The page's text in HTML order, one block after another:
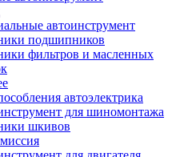
автоинструмент
подшипников
фильтров и масленных
автоэлектрика
для шиномонтажа
шкивов